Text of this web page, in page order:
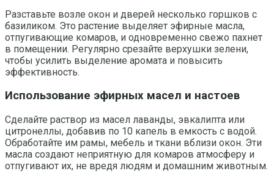
Разставьте возле окон и дверей несколько горшков с
базиликом. Это растение выделяет эфирные масла,
отпугивающие комаров, и одновременно свежо пахнет
в помещении. Регулярно срезайте верхушки зелени,
чтобы усилить выделение аромата и повысить
эффективность.
Использование эфирных масел и настоев
Сделайте раствор из масел лаванды, эвкалипта или
цитронеллы, добавив по 10 капель в емкость с водой.
Обработайте им рамы, мебель и ткани вблизи окон. Эти
масла создают неприятную для комаров атмосферу и
отпугивают их, не вредя людям и домашним животным.